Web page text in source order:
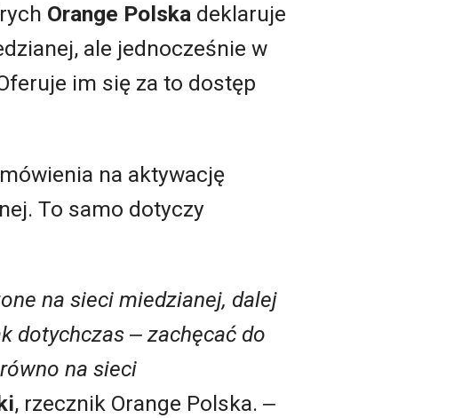
Orange Polska deklaruje
ale jednocześnie w
im się za to dostęp
na aktywację
To samo dotyczy
na sieci miedzianej, dalej
dotychczas ‒ zachęcać do
na sieci
, rzecznik Orange Polska. ‒